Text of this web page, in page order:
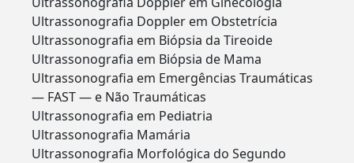
Ultrassonografia Doppler em Obstetrícia
Ultrassonografia em Biópsia da Tireoide
Ultrassonografia em Biópsia de Mama
Ultrassonografia em Emergências Traumáticas
— FAST — e Não Traumáticas
Ultrassonografia em Pediatria
Ultrassonografia Mamária
Ultrassonografia Morfológica do Segundo